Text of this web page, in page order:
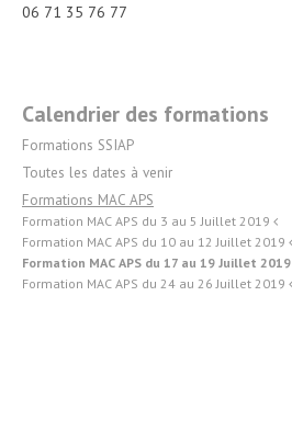
06 71 35 76 77
NAVIGATION
Calendrier des formations
Formations SSIAP
Toutes les dates à venir
Formations MAC APS
Formation MAC APS du 3 au 5 Juillet 2019
Formation MAC APS du 10 au 12 Juillet 2019
Formation MAC APS du 17 au 19 Juillet 2019
Formation MAC APS du 24 au 26 Juillet 2019